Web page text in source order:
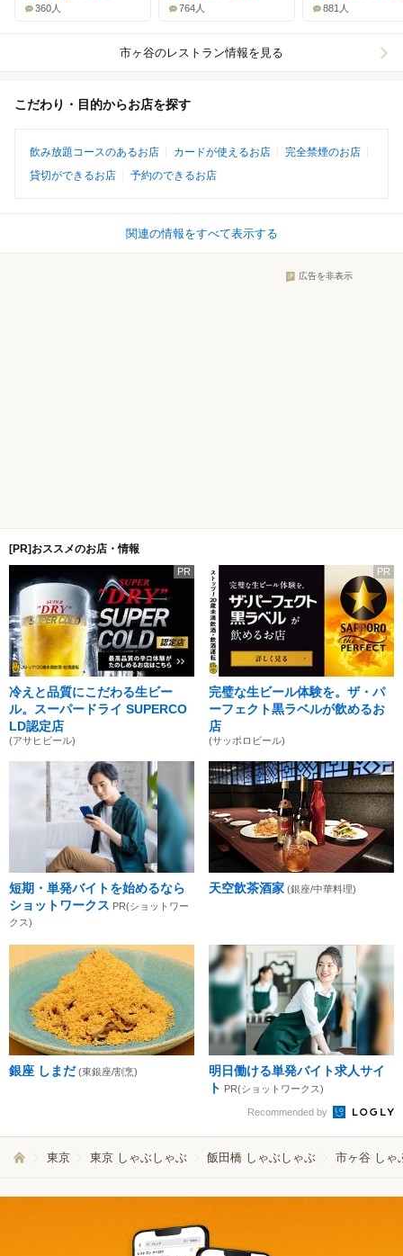
360人 764人 881人
市ヶ谷のレストラン情報を見る
こだわり・目的からお店を探す
飲み放題コースのあるお店 カードが使えるお店
完全禁煙のお店
貸切ができるお店
予約のできるお店
関連の情報をすべて表示する
広告を非表示
[PR]おススメのお店・情報
PR
冷えと品質にこだわる生ビー
ル。スーパードライ SUPERCO
LD認定店
(アサヒビール)
PR
完璧な生ビール体験を。ザ・パ
ーフェクト黒ラベルが飲めるお
店
(サッポロビール)
短期・単発バイトを始めるなら
ショットワークス PR(ショットワー
クス)
天空飲茶酒家 (銀座/中華料理)
銀座 しまだ (東銀座/割烹)
明日働ける単発バイト求人サイ
ト PR(ショットワークス)
Recommended by
東京 東京 しゃぶしゃぶ 飯田橋 しゃぶしゃぶ 市ヶ谷 しゃ